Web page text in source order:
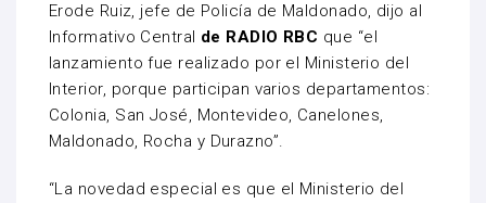
Erode Ruiz, jefe de Policía de Maldonado, dijo al
Informativo Central de RADIO RBC que “el
lanzamiento fue realizado por el Ministerio del
Interior, porque participan varios departamentos:
Colonia, San José, Montevideo, Canelones,
Maldonado, Rocha y Durazno”.
“La novedad especial es que el Ministerio del